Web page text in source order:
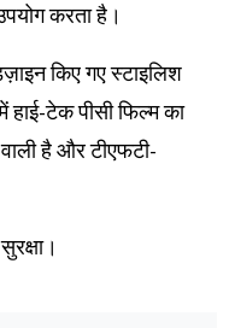
करता है।
किए गए स्टाइलिश
टेक पीसी फिल्म का
है और टीएफटी-